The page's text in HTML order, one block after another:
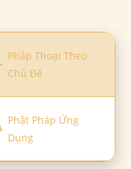
Pháp Thoại Theo
Chủ Đề
Phật Pháp Ứng
Dụng